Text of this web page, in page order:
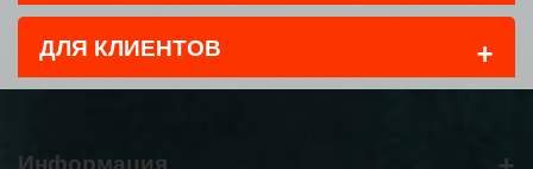
ДЛЯ КЛИЕНТОВ +
Информация